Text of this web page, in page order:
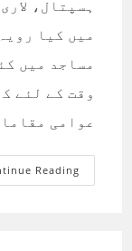
ہسپتال،
میں کیا
مساجد میں
وقت کے لئے
عوامی
Reading